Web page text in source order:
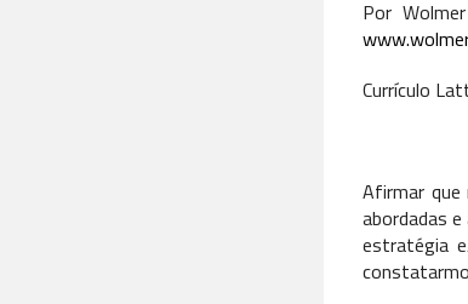
Por
Currículo
Afirmar
abordadas
estratégia